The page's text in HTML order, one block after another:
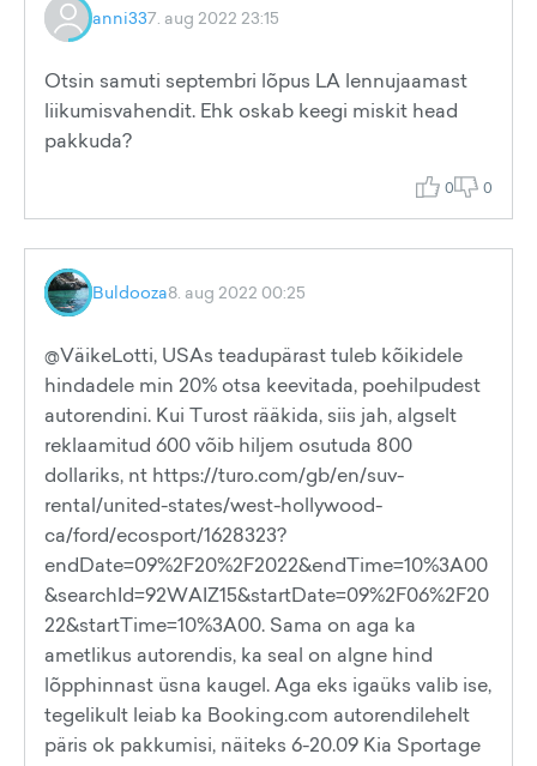
anni337. aug 2022 23:15
Otsin samuti septembri lõpus LA lennujaamast
liikumisvahendit. Ehk oskab keegi miskit head
pakkuda?
0 0
Buldooza8. aug 2022 00:25
@VäikeLotti, USAs teadupärast tuleb kõikidele
hindadele min 20% otsa keevitada, poehilpudest
autorendini. Kui Turost rääkida, siis jah, algselt
reklaamitud 600 võib hiljem osutuda 800
dollariks, nt https://turo.com/gb/en/suv-
rental/united-states/west-hollywood-
ca/ford/ecosport/1628323?
endDate=09%2F20%2F2022&endTime=10%3A00
&searchId=92WAIZ15&startDate=09%2F06%2F20
22&startTime=10%3A00. Sama on aga ka
ametlikus autorendis, ka seal on algne hind
lõpphinnast üsna kaugel. Aga eks igaüks valib ise,
tegelikult leiab ka Booking.com autorendilehelt
päris ok pakkumisi, näiteks 6-20.09 Kia Sportage